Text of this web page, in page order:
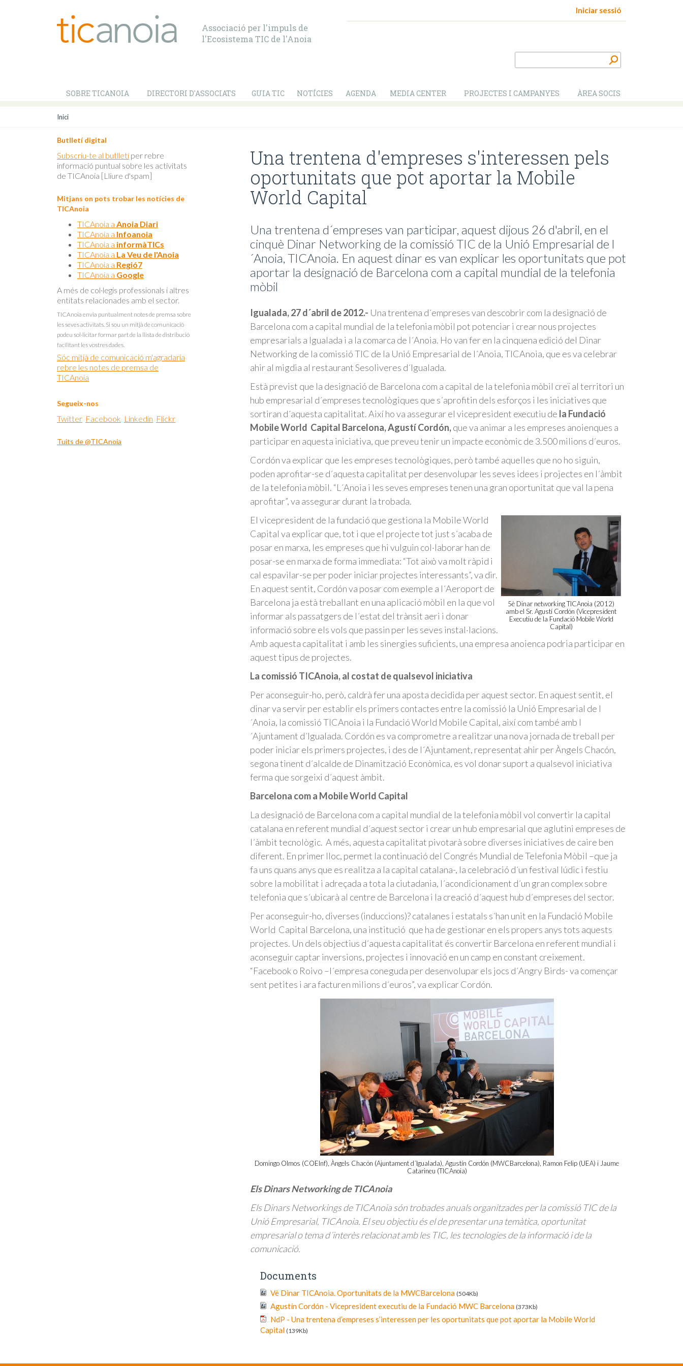
Associació per l'impuls de
l'Ecosistema TIC de l'Anoia
Iniciar sessió
SOBRE TICANOIA DIRECTORI D'ASSOCIATS GUIA TIC NOTÍCIES AGENDA MEDIA CENTER PROJECTES I CAMPANYES ÀREA SOCIS
Inici
Butlletí digital
Subscriu-te al butlletí per rebre
informació puntual sobre les activitats
de TICAnoia [Lliure d'spam]
Mitjans on pots trobar les notícies de
TICAnoia
TICAnoia a Anoia Diari
TICAnoia a Infoanoia
TICAnoia a informàTICs
TICAnoia a La Veu de l'Anoia
TICAnoia a Regió7
TICAnoia a Google
A més de col·legis professionals i altres
entitats relacionades amb el sector.
TICAnoia envia puntualment notes de premsa sobre
les seves activitats. Si sou un mitjà de comunicació
podeu sol·licitar formar part de la llista de distribució
facilitant les vostres dades.
Sóc mitjà de comunicació m'agradaria
rebre les notes de premsa de
TICAnoia
Segueix-nos
Twitter Facebook Linkedin Flickr
Tuits de @TICAnoia
Una trentena d'empreses s'interessen pels
oportunitats que pot aportar la Mobile
World Capital
Una trentena d´empreses van participar, aquest dijous 26 d'abril, en el
cinquè Dinar Networking de la comissió TIC de la Unió Empresarial de l
´Anoia, TICAnoia. En aquest dinar es van explicar les oportunitats que pot
aportar la designació de Barcelona com a capital mundial de la telefonia
mòbil
Igualada, 27 d´abril de 2012.- Una trentena d´empreses van descobrir com la designació de
Barcelona com a capital mundial de la telefonia mòbil pot potenciar i crear nous projectes
empresarials a Igualada i a la comarca de l´Anoia. Ho van fer en la cinquena edició del Dinar
Networking de la comissió TIC de la Unió Empresarial de l´Anoia, TICAnoia, que es va celebrar
ahir al migdia al restaurant Sesoliveres d´Igualada.
Està previst que la designació de Barcelona com a capital de la telefonia mòbil creï al territori un
hub empresarial d´empreses tecnològiques que s´aprofitin dels esforços i les iniciatives que
sortiran d´aquesta capitalitat. Així ho va assegurar el vicepresident executiu de la Fundació
Mobile World Capital Barcelona, Agustí Cordón,que va animar a les empreses anoienques a
participar en aquesta iniciativa, que preveu tenir un impacte econòmic de 3.500 milions d´euros.
Cordón va explicar que les empreses tecnològiques, però també aquelles que no ho siguin,
poden aprofitar-se d´aquesta capitalitat per desenvolupar les seves idees i projectes en l´àmbit
de la telefonia mòbil. “L´Anoia i les seves empreses tenen una gran oportunitat que val la pena
aprofitar”, va assegurar durant la trobada.
5è Dinar networking TICAnoia (2012)
amb el Sr. Agustí Cordón (Vicepresident
Executiu de la Fundació Mobile World
Capital)
El vicepresident de la fundació que gestiona la Mobile World
Capital va explicar que, tot i que el projecte tot just s´acaba de
posar en marxa, les empreses que hi vulguin col·laborar han de
posar-se en marxa de forma immediata: “Tot això va molt ràpid i
cal espavilar-se per poder iniciar projectes interessants”, va dir.
En aquest sentit, Cordón va posar com exemple a l´Aeroport de
Barcelona ja està treballant en una aplicació mòbil en la que vol
informar als passatgers de l´estat del trànsit aeri i donar
informació sobre els vols que passin per les seves instal·lacions.
Amb aquesta capitalitat i amb les sinergies suficients, una empresa anoienca podria participar en
aquest tipus de projectes.
La comissió TICAnoia, al costat de qualsevol iniciativa
Per aconseguir-ho, però, caldrà fer una aposta decidida per aquest sector. En aquest sentit, el
dinar va servir per establir els primers contactes entre la comissió la Unió Empresarial de l
´Anoia, la comissió TICAnoia i la Fundació World Mobile Capital, així com també amb l
´Ajuntament d´Igualada. Cordón es va comprometre a realitzar una nova jornada de treball per
poder iniciar els primers projectes, i des de l´Ajuntament, representat ahir per Àngels Chacón,
segona tinent d´alcalde de Dinamització Econòmica, es vol donar suport a qualsevol iniciativa
ferma que sorgeixi d´aquest àmbit.
Barcelona com a Mobile World Capital
La designació de Barcelona com a capital mundial de la telefonia mòbil vol convertir la capital
catalana en referent mundial d´aquest sector i crear un hub empresarial que aglutini empreses de
l´àmbit tecnològic. A més, aquesta capitalitat pivotarà sobre diverses iniciatives de caire ben
diferent. En primer lloc, permet la continuació del Congrés Mundial de Telefonia Mòbil –que ja
fa uns quans anys que es realitza a la capital catalana-, la celebració d´un festival lúdic i festiu
sobre la mobilitat i adreçada a tota la ciutadania, l´acondicionament d´un gran complex sobre
telefonia que s´ubicarà al centre de Barcelona i la creació d´aquest hub d´empreses del sector.
Per aconseguir-ho, diverses (induccions)? catalanes i estatals s´han unit en la Fundació Mobile
World Capital Barcelona, una institució que ha de gestionar en els propers anys tots aquests
projectes. Un dels objectius d´aquesta capitalitat és convertir Barcelona en referent mundial i
aconseguir captar inversions, projectes i innovació en un camp en constant creixement.
“Facebook o Roivo –l´empresa coneguda per desenvolupar els jocs d´Angry Birds- va començar
sent petites i ara facturen milions d´euros”, va explicar Cordón.
Domingo Olmos (COEInf), Àngels Chacón (Ajuntament d´Igualada), Agustín Cordón (MWCBarcelona), Ramon Felip (UEA) i Jaume
Catarineu (TICAnoia)
Els Dinars Networking de TICAnoia
Els Dinars Networkings de TICAnoia són trobades anuals organitzades per la comissió TIC de la
Unió Empresarial, TICAnoia. El seu objectiu és el de presentar una temàtica, oportunitat
empresarial o tema d´interès relacionat amb les TIC, les tecnologies de la informació i de la
comunicació.
Documents
Vè Dinar TICAnoia. Oportunitats de la MWCBarcelona (504Kb)
Agustín Cordón - Vicepresident executiu de la Fundació MWC Barcelona (373Kb)
NdP - Una trentena d’empreses s’interessen per les oportunitats que pot aportar la Mobile World
Capital (139Kb)